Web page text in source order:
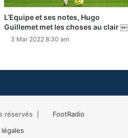
L’Equipe et ses notes, Hugo
Guillemet met les choses au clair ￼
3 Mar 2022 8:30 am
réservés |
FootRadio